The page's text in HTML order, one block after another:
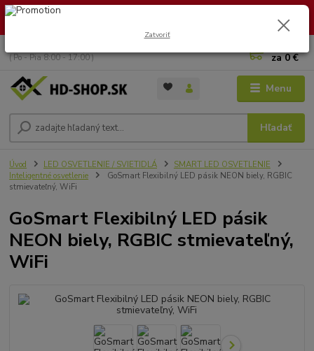
🏖️ DOVOLENKA 30.7.2026 – 9.8.2026 · Objednávky vybavíme po
Menu
Hľadať
( Po - Pia 8:00 - 17:00 )
za0 €
Úvod LED OSVETLENIE / SVIETIDLÁ
SMART LED OSVETLENIE
Inteligentné osvetlenie
GoSmart Flexibilný LED pásik NEON biely, RGBIC
stmievateľný, WiFi
GoSmart Flexibilný LED pásik
NEON biely, RGBIC stmievateľný,
WiFi
Zatvoriť